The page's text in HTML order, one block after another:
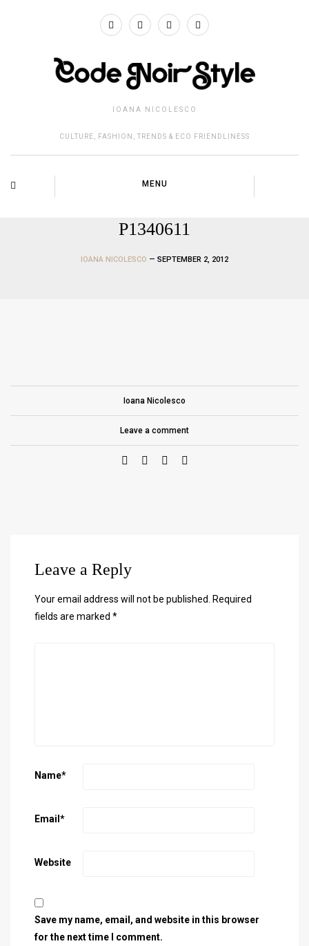
IOANA NICOLESCO
CULTURE, FASHION, TRENDS & ECO FRIENDLINESS
MENU
P1340611
IOANA NICOLESCO — SEPTEMBER 2, 2012
Ioana Nicolesco
Leave a comment
Leave a Reply
Your email address will not be published. Required
fields are marked *
Name*
Email *
Website
Save my name, email, and website in this browser
for the next time I comment.